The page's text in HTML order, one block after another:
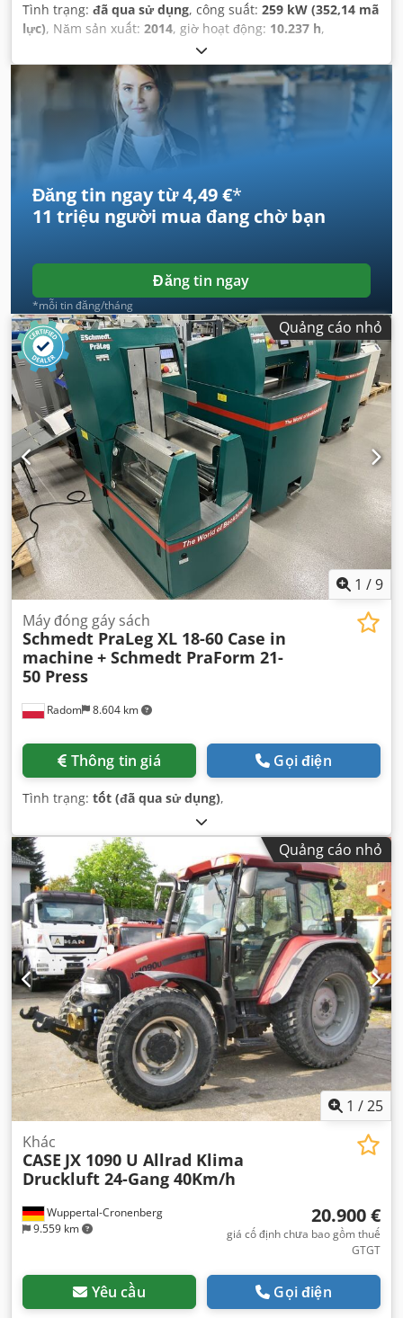
Tình trạng: đã qua sử dụng, công suất: 259 kW (352,14 mã
lực), Năm sản xuất: 2014, giờ hoạt động: 10.237 h,
Đăng tin ngay từ 4,49 €*
11 triệu người mua đang chờ bạn
Đăng tin ngay
*mỗi tin đăng/tháng
Quảng cáo nhỏ
1 /9
Radom 8.604 km
Máy đóng gáy sách
Schmedt PraLeg XL 18-60 Case in
machine + Schmedt PraForm 21-
50 Press
Thông tin giá Gọi điện
Tình trạng: tốt (đã qua sử dụng),
Quảng cáo nhỏ
1 /25
Wuppertal-Cronenberg
9.559 km
Khác
CASE JX 1090 U Allrad Klima
Druckluft 24-Gang 40Km/h
20.900 €
giá cố định chưa bao gồm thuế
GTGT
Yêu cầu Gọi điện